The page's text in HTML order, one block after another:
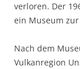
verloren. Der
ein Museum
Nach dem
Vulkanregion